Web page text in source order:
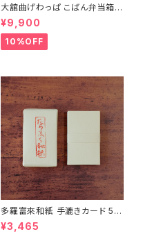
大舘曲げわっぱ こばん弁当箱
（中） りょうび庵 秋田県大舘市
【伝統的工芸品】【民藝品】【ギフ
ト プレゼント】【父の日 お誕生
日】
¥9,900
10%OFF
多羅富來和紙 手漉きカード 50
枚入り【伊予和紙】【愛媛県四国
¥3,465